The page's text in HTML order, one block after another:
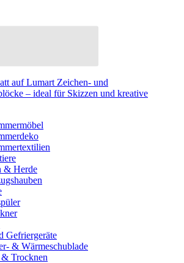
auf Lumart Zeichen- und
– ideal für Skizzen und kreative
& Herde
Gefriergeräte
& Wärmeschublade
& Trocknen